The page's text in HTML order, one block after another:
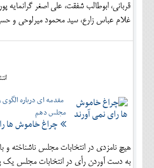
قربانی، ابوطالب شفقت، علی اصغر گرانمایه
غلام عباس زارع، سید محمود میرلوحی و
مقدمه ای درباره الگوی
مجلس دهم
چراغ خاموش ها
هیچ نامزدی در انتخابات مجلس ناشناخته و
به دست آوردن رأی در انتخابات مجلس یک